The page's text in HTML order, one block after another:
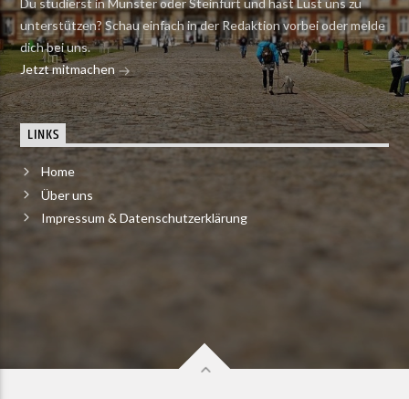
Du studierst in Münster oder Steinfurt und hast Lust uns zu
unterstützen? Schau einfach in der Redaktion vorbei oder melde
dich bei uns.
Jetzt mitmachen
LINKS
Home
Über uns
Impressum & Datenschutzerklärung